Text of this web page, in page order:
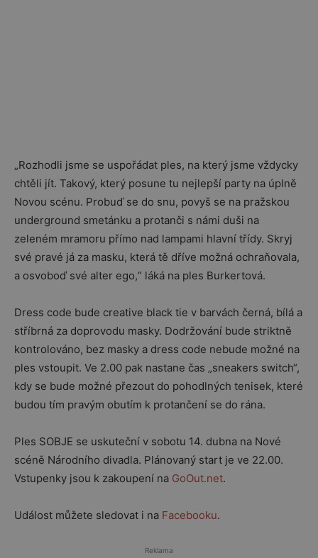
„Rozhodli jsme se uspořádat ples, na který jsme vždycky
chtěli jít. Takový, který posune tu nejlepší party na úplně
Novou scénu. Probuď se do snu, povyš se na pražskou
underground smetánku a protanči s námi duši na
zeleném mramoru přímo nad lampami hlavní třídy. Skryj
své pravé já za masku, která tě dříve možná ochraňovala,
a osvoboď své alter ego,“ láká na ples Burkertová.
Dress code bude creative black tie v barvách černá, bílá a
stříbrná za doprovodu masky. Dodržování bude striktně
kontrolováno, bez masky a dress code nebude možné na
ples vstoupit. Ve 2.00 pak nastane čas „sneakers switch“,
kdy se bude možné přezout do pohodlných tenisek, které
budou tím pravým obutím k protančení se do rána.
Ples SOBJE se uskuteční v sobotu 14. dubna na Nové
scéně Národního divadla. Plánovaný start je ve 22.00.
Vstupenky jsou k zakoupení na GoOut.net.
Událost můžete sledovat i na Facebooku.
Reklama